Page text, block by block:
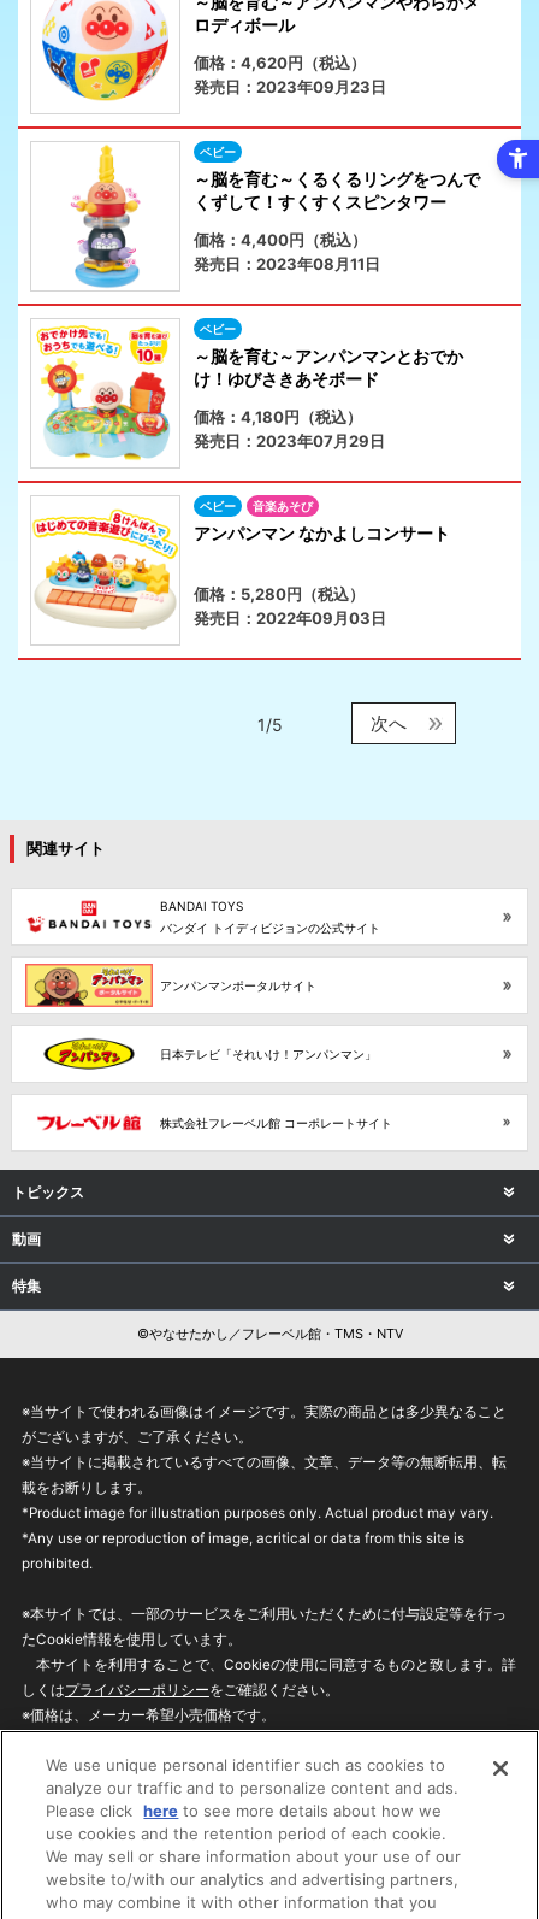
ロディボール
価格：4,620円（税込）
発売日：2023年09月23日
ベビー
～脳を育む～くるくるリングをつんで
くずして！すくすくスピンタワー
価格：4,400円（税込）
発売日：2023年08月11日
ベビー
～脳を育む～アンパンマンとおでか
け！ゆびさきあそボード
価格：4,180円（税込）
発売日：2023年07月29日
ベビー 音楽あそび
アンパンマン なかよしコンサート
価格：5,280円（税込）
発売日：2022年09月03日
1/5 次へ
関連サイト
BANDAI TOYS
バンダイ トイディビジョンの公式サイト
アンパンマンポータルサイト
日本テレビ「それいけ！アンパンマン」
株式会社フレーベル館 コーポレートサイト
トピックス
動画
特集
©やなせたかし／フレーベル館・TMS・NTV
※当サイトで使われる画像はイメージです。実際の商品とは多少異なること
がございますが、ご了承ください。
※当サイトに掲載されているすべての画像、文章、データ等の無断転用、転
載をお断りします。
*Product image for illustration purposes only. Actual product may vary.
*Any use or reproduction of image, acritical or data from this site is
prohibited.
※本サイトでは、一部のサービスをご利用いただくために付与設定等を行っ
たCookie情報を使用しています。
本サイトを利用することで、Cookieの使用に同意するものと致します。詳
しくはプライバシーポリシーをご確認ください。
※価格は、メーカー希望小売価格です。
ざいますのでご了承ください。
privacypolicy
Do Not Sell or Share My
Personal Information
ウェブサイトご利用条件
ソーシャルメディアポリシー
個人情報保護方針
お問い合わせ
We use unique personal identifier such as cookies to
analyze our traffic and to personalize content and ads.
Please click here to see more details about how we
use cookies and the retention period of each cookie.
We may sell or share information about your use of our
website to/with our analytics and advertising partners,
who may combine it with other information that you